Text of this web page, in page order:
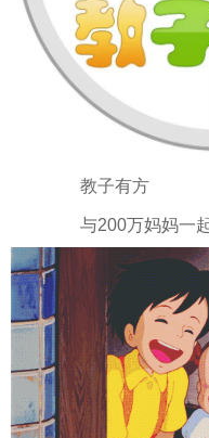
教子有方
与200万妈妈一起